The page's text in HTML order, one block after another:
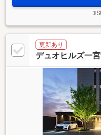
更新あり
デュオヒルズ一